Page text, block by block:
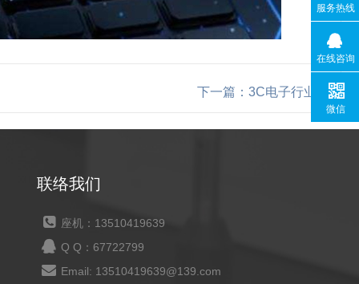
下一篇：3C电子行业
联络我们
座机：13510419639
Q Q：67722799
Email: 13510419639@139.com
服务热线
在线咨询
微信